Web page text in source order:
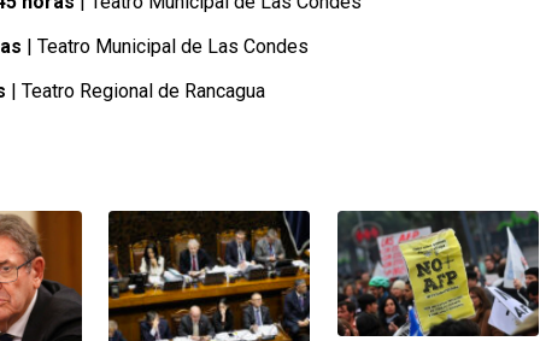
| Teatro Municipal de Las Condes
| Teatro Regional de Rancagua